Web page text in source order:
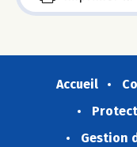
Accueil
Gestion